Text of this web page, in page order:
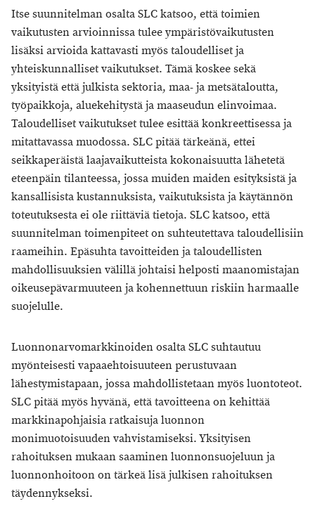
Itse suunnitelman osalta SLC katsoo, että toimien
vaikutusten arvioinnissa tulee ympäristövaikutusten
lisäksi arvioida kattavasti myös taloudelliset ja
yhteiskunnalliset vaikutukset. Tämä koskee sekä
yksityistä että julkista sektoria, maa- ja metsätaloutta,
työpaikkoja, aluekehitystä ja maaseudun elinvoimaa.
Taloudelliset vaikutukset tulee esittää konkreettisessa ja
mitattavassa muodossa. SLC pitää tärkeänä, ettei
seikkaperäistä laajavaikutteista kokonaisuutta lähetetä
eteenpäin tilanteessa, jossa muiden maiden esityksistä ja
kansallisista kustannuksista, vaikutuksista ja käytännön
toteutuksesta ei ole riittäviä tietoja. SLC katsoo, että
suunnitelman toimenpiteet on suhteutettava taloudellisiin
raameihin. Epäsuhta tavoitteiden ja taloudellisten
mahdollisuuksien välillä johtaisi helposti maanomistajan
oikeusepävarmuuteen ja kohennettuun riskiin harmaalle
suojelulle.
Luonnonarvomarkkinoiden osalta SLC suhtautuu
myönteisesti vapaaehtoisuuteen perustuvaan
lähestymistapaan, jossa mahdollistetaan myös luontoteot.
SLC pitää myös hyvänä, että tavoitteena on kehittää
markkinapohjaisia ratkaisuja luonnon
monimuotoisuuden vahvistamiseksi. Yksityisen
rahoituksen mukaan saaminen luonnonsuojeluun ja
luonnonhoitoon on tärkeä lisä julkisen rahoituksen
täydennykseksi.